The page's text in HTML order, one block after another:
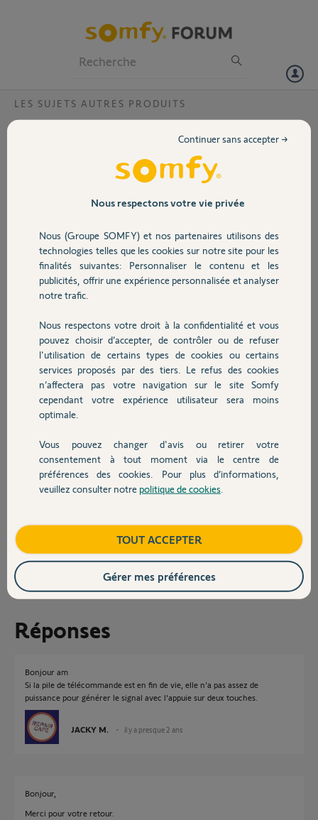
Volet
Sécurité
Domotique
Chauffage
Autres produits
Devis avec un pro
Contact
LES SUJETS AUTRES PRODUITS
J'ai un store banne avec moteur Sunilus io & Telecommande Situo 1
volet mais le moteur ne répond pas lorsque je veux configurer les fins
de course ni appairer un Eolis 3D Wirefree io...
Exemple pour les fins de course :
Je dois appuyer sur haut et bas simultanément et le moteur doit faire
Exemple pour le capteur de vent :
Je dois appuyer 2s sur la touche prog de la télécommande et le
moteur doit effectuer un va et vient > rien ne se passe.
J'ai regardé pas mal de vidéos, lu d'autres topics sur le forum mais je
constate que peu de gens utilisent cette télécommande... je ne sais
pas trop quoi faire.
Amaury
Participer au fil de discussion
Réponses
Bonjour am
Si la pile de télécommande est en fin de vie, elle n'a pas assez de
puissance pour générer le signal avec l'appuie sur deux touches.
JACKY M. il y a presque 2 ans
Bonjour,
Merci pour votre retour.
Nous respectons votre vie privée
Nous (Groupe SOMFY) et nos partenaires utilisons des
technologies telles que les cookies sur notre site pour les
finalités suivantes: Personnaliser le contenu et les
publicités, offrir une expérience personnalisée et analyser
notre trafic.
Nous respectons votre droit à la confidentialité et vous
pouvez choisir d’accepter, de contrôler ou de refuser
l'utilisation de certains types de cookies ou certains
services proposés par des tiers. Le refus des cookies
n’affectera pas votre navigation sur le site Somfy
cependant votre expérience utilisateur sera moins
optimale.
Vous pouvez changer d'avis ou retirer votre
consentement à tout moment via le centre de
préférences des cookies. Pour plus d’informations,
veuillez consulter notre politique de cookies
Continuer sans accepter →
TOUT ACCEPTER
Gérer mes préférences